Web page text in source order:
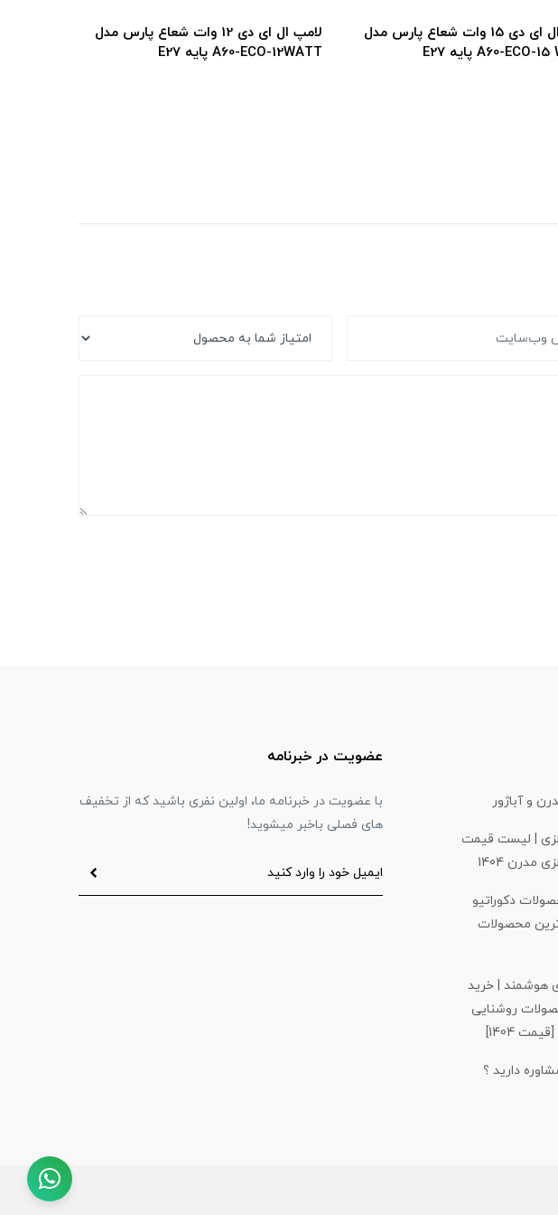
پارس مدل
لامپ ال ای دی 12 وات شعاع پارس مدل
A60-ECO-12WATT پایه E27
لامپ استوانه ای 80 وات شعاع پارس
و آباژور
| لیست قیمت
مدرن 1404
دکوراتیو
محصولات
هوشمند | خرید
روشنایی
1404]
دارید ؟
عضویت در خبرنامه
با عضویت در خبرنامه ما، اولین نفری باشید که از تخفیف
های فصلی باخبر میشوید!